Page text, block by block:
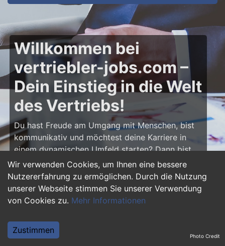
Wir verwenden Cookies, um Ihnen eine bessere
Nutzererfahrung zu ermöglichen. Durch die Nutzung
unserer Webseite stimmen Sie unserer Verwendung
von Cookies zu. Mehr Informationen
Zustimmen
Willkommen bei
vertriebler-jobs.com –
Dein Einstieg in die Welt
des Vertriebs!
Du hast Freude am Umgang mit Menschen, bist
kommunikativ und möchtest deine Karriere in
einem dynamischen Umfeld starten? Dann bist
du aufvertriebler-jobs.comgenau richtig! Hier
findest du zahlreiche Ausbildungsplätze und
Einstiegsjobs im Vertrieb – von klassischen
Vertriebspositionen über Außendienst bis hin zu
Vertriebler und entwickle deine Talente!
Photo Credit